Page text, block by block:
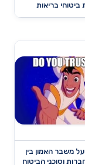
ביטוחי בריאות
משבר האמון בין
וסוכני הביטוח